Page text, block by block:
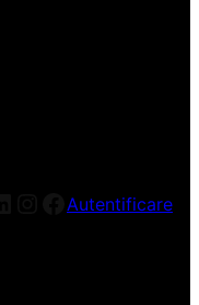
LinkedIn
Instagram
Facebook
Autentificare